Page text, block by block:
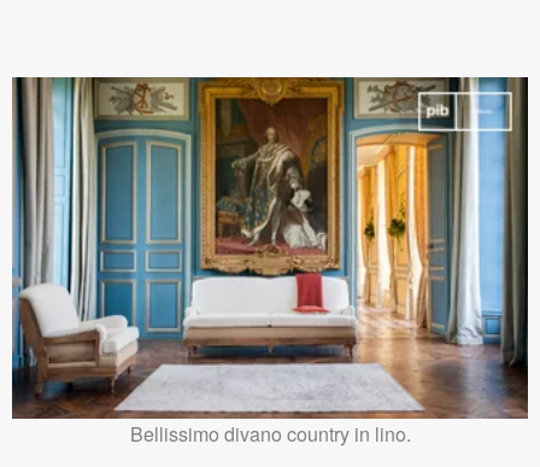
Bellissimo divano country in lino.